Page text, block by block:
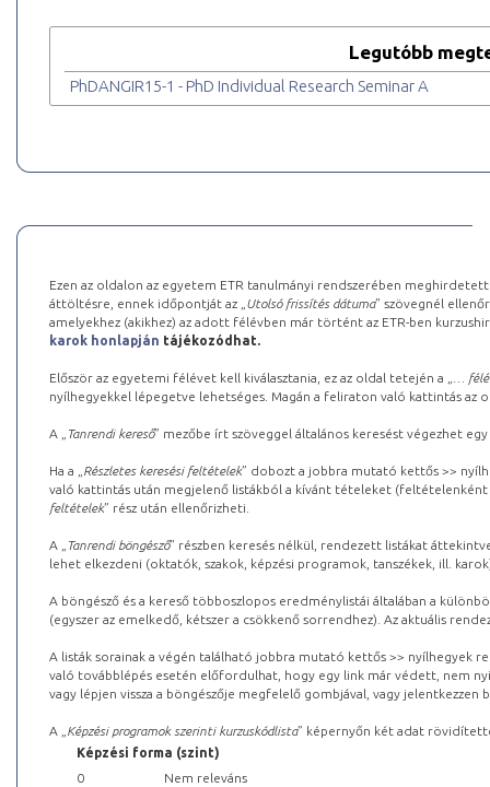
Legutóbb
PhDANGIR15-1 - PhD Individual Research Seminar A
Ezen az oldalon az egyetem ETR tanulmányi rendszerében
áttöltésre, ennek időpontját az „ Utolsó frissítés dátuma” szövegnél
amelyekhez (akikhez) az adott félévben már történt az ETR-ben
karok honlapján tájékozódhat.
Először az egyetemi félévet kell kiválasztania, ez az oldal tetején a „
…
nyílhegyekkel lépegetve lehetséges. Magán a feliraton való kattintás az
A „ Tanrendi kereső” mezőbe írt szöveggel általános keresést végezhet
Ha a „ Részletes keresési feltételek” dobozt a jobbra mutató kettős >>
való kattintás után megjelenő listákból a kívánt tételeket (feltételenként
feltételek” rész után ellenőrizheti.
A „ Tanrendi böngésző” részben keresés nélkül, rendezett listákat
lehet elkezdeni (oktatók, szakok, képzési programok, tanszékek, ill.
A böngésző és a kereső többoszlopos eredménylistái általában a
(egyszer az emelkedő, kétszer a csökkenő sorrendhez). Az aktuális
A listák sorainak a végén található jobbra mutató kettős >> nyílhegyek
való továbblépés esetén előfordulhat, hogy egy link már védett, nem
vagy lépjen vissza a böngészője megfelelő gombjával, vagy
A „ Képzési programok szerinti kurzuskódlista” képernyőn két adat
Képzési forma (szint)
0
Nem releváns